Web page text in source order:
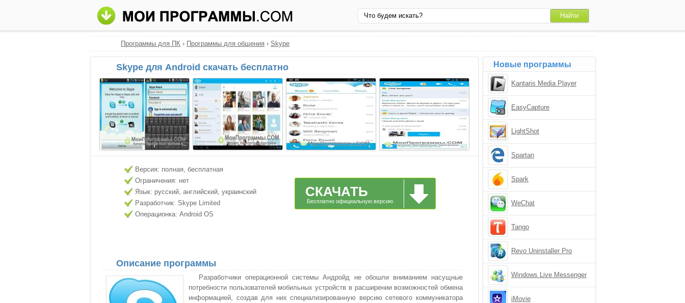
Программы для ПК › Программы для общения › Skype
Skype для Android скачать бесплатно
Версия: полная, бесплатная
Ограничения: нет
Язык: русский, английский, украинский
Разработчик: Skype Limited
Операционка: Android OS
СКАЧАТЬ
Бесплатно официальную версию
Описание программы
Разработчики операционной системы Андройд не обошли вниманием насущные
потребности пользователей мобильных устройств в расширении возможностей обмена
информацией, создав для них специализированную версию сетевого коммуникатора
Новые программы
Kantaris Media Player
EasyCapture
LightShot
Spartan
Spark
WeChat
Tango
Revo Uninstaller Pro
Windows Live Messenger
iMovie